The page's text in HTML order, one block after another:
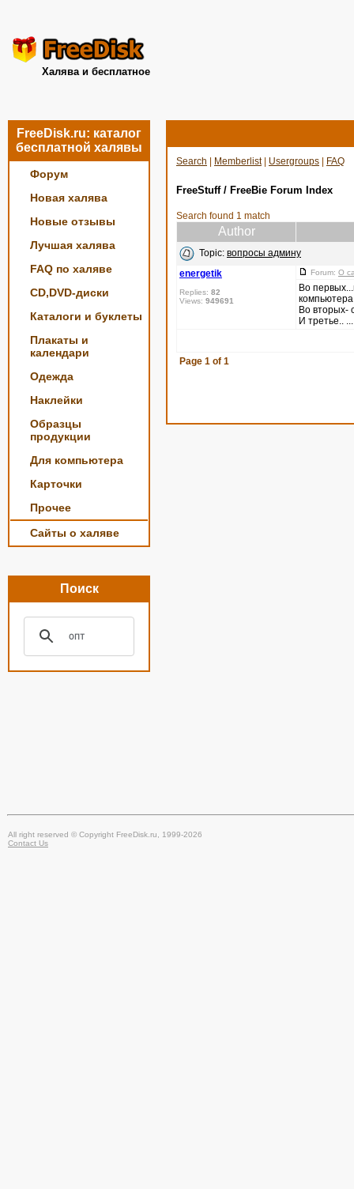
Халява и бесплатное
FreeDisk.ru: каталог
бесплатной халявы
Форум
Новая халява
Новые отзывы
Лучшая халява
FAQ по халяве
CD,DVD-диски
Каталоги и буклеты
Плакаты и
календари
Одежда
Наклейки
Образцы
продукции
Для компьютера
Карточки
Прочее
Сайты о халяве
Поиск
Search Memberlist| Usergroups FAQ
FreeStuff / FreeBie Forum Index
Search found 1 match
Author
Topic: вопросы админу
energetik
Replies: 82
Views: 949691
Forum: О
Во
Во вторых-
И третье.. ...
Page 1 of 1
All right reserved © Copyright FreeDisk.ru, 1999-2026
Contact Us